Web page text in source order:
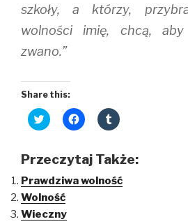
szkoły, a którzy,
wolności imię, chcą,
zwano.”
Share this:
C
l
t
s
h
a
r
e
C
l
t
s
h
C
l
t
s
h
Przeczytaj Także:
Prawdziwa wolność
Wolność
Wieczny